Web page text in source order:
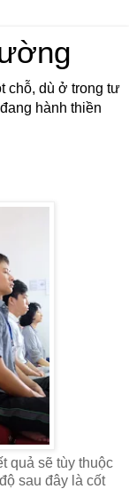
chỗ, dù ở trong tư
hành thiền
quả sẽ tùy thuộc
sau đây là cốt